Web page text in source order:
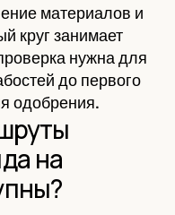
материалов и
круг занимает
нужна для
до первого
одобрения.
на